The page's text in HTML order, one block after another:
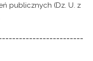
publicznych (Dz. U. z